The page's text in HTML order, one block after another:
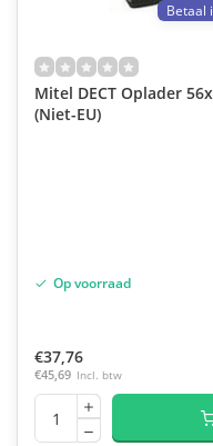
Betaal
Mitel DECT Oplader
(Niet-EU)
Op voorraad
€37,76
€45,69 Incl. btw